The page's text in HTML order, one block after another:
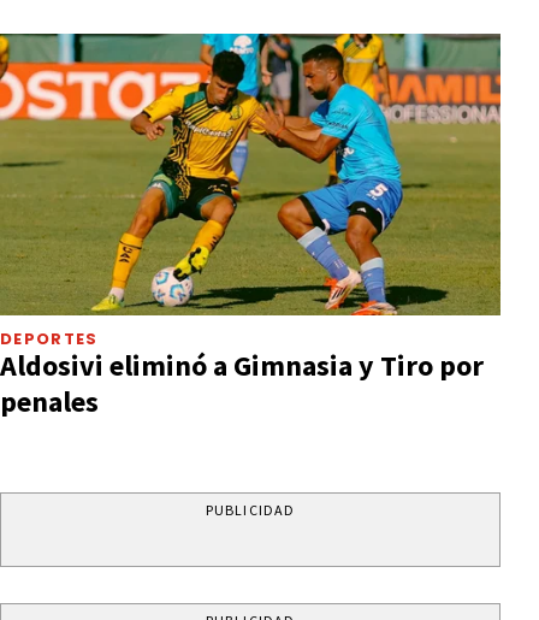
DEPORTES
Aldosivi eliminó a Gimnasia y Tiro por
penales
PUBLICIDAD